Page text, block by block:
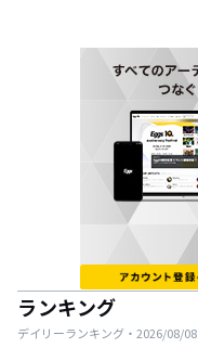
ランキング
デイリーランキング・ 2026/08/08